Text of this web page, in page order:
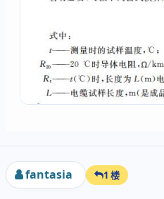
fantasia 1 楼